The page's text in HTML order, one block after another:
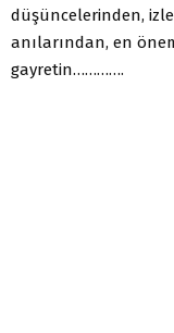
düşüncelerinden,
anılarından, en
gayretin………….